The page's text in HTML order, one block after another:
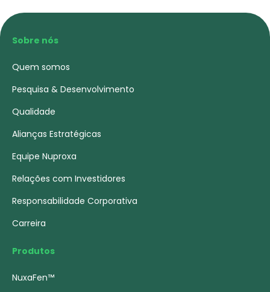
Sobre nós
Quem somos
Pesquisa & Desenvolvimento
Qualidade
Alianças Estratégicas
Equipe Nuproxa
Relações com Investidores
Responsabilidade Corporativa
Carreira
Produtos
NuxaFen™